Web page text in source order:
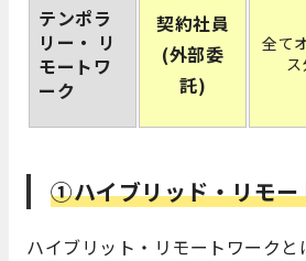
テンポラ
リー・ リ
モートワ
ーク
契約社員
(外部委
託)
全て
①ハイブリッド・リモー
ハイブリット・リモートワークと